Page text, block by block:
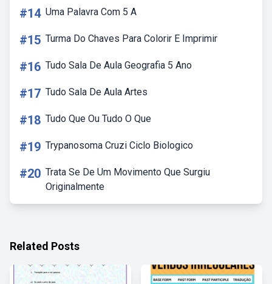
#14 Uma Palavra Com 5 A
#15 Turma Do Chaves Para Colorir E Imprimir
#16 Tudo Sala De Aula Geografia 5 Ano
#17 Tudo Sala De Aula Artes
#18 Tudo Que Ou Tudo O Que
#19 Trypanosoma Cruzi Ciclo Biologico
#20 Trata Se De Um Movimento Que Surgiu
Originalmente
Related Posts